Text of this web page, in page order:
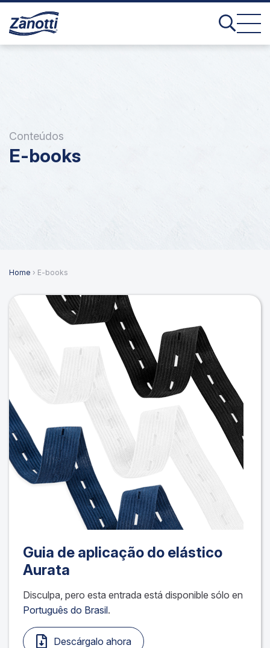
Conteúdos
E-books
Home › E-books
Guia de aplicação do elástico
Aurata
Disculpa, pero esta entrada está disponible sólo en
Português do Brasil.
Descárgalo ahora